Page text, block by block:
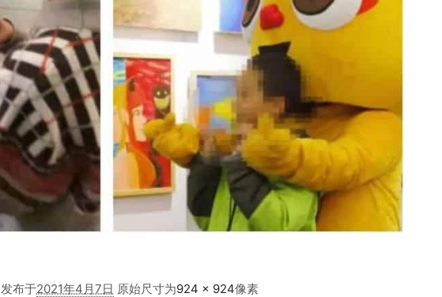
发布于2021年4月7日 原始尺寸为924 × 924像素